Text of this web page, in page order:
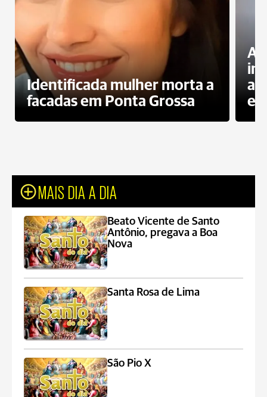
Identificada mulher morta a
facadas em Ponta Grossa
MAIS DIA A DIA
Beato Vicente de Santo
Antônio, pregava a Boa
Nova
Santa Rosa de Lima
São Pio X